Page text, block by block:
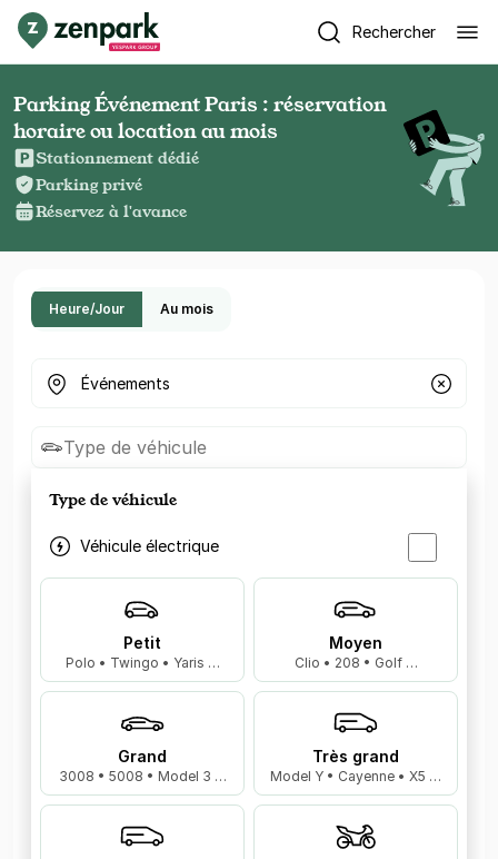
Rechercher
Parking Événement Paris : réservation
horaire ou location au mois
Stationnement dédié
Parking privé
Réservez à l'avance
Heure/Jour Au mois
Où cherchez-vous un parking ?
Type de véhicule
Type de véhicule
Véhicule électrique
Petit
Polo • Twingo • Yaris …
Moyen
Clio • 208 • Golf …
Grand
3008 • 5008 • Model 3 …
Très grand
Model Y • Cayenne • X5 …